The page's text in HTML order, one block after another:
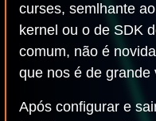
curses, semlhante
kernel ou o de SDK
comum, não é
que nos é de grande
Após configurar e